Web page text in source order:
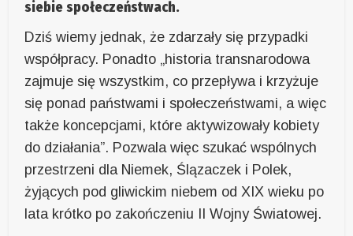
siebie społeczeństwach.
Dziś wiemy jednak, że zdarzały się przypadki
współpracy. Ponadto „historia transnarodowa
zajmuje się wszystkim, co przepływa i krzyżuje
się ponad państwami i społeczeństwami, a więc
także koncepcjami, które aktywizowały kobiety
do działania”. Pozwala więc szukać wspólnych
przestrzeni dla Niemek, Ślązaczek i Polek,
żyjących pod gliwickim niebem od XIX wieku po
lata krótko po zakończeniu II Wojny Światowej.